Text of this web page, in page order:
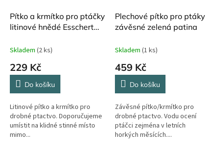
Pítko a krmítko pro ptáčky
litinové hnědé Esschert
Skladem (2 ks)
229 Kč
Do košíku
Litinové pítko a krmítko pro
drobné ptactvo. Doporučujeme
umístit na klidné stinné místo
mimo...
Plechové pítko pro ptáky
závěsné zelená patina
Skladem (1 ks)
459 Kč
Do košíku
Závěsné pítko/krmítko pro
drobné ptactvo. Vodu ocení
ptáčci zejména v letních
horkých měsících....